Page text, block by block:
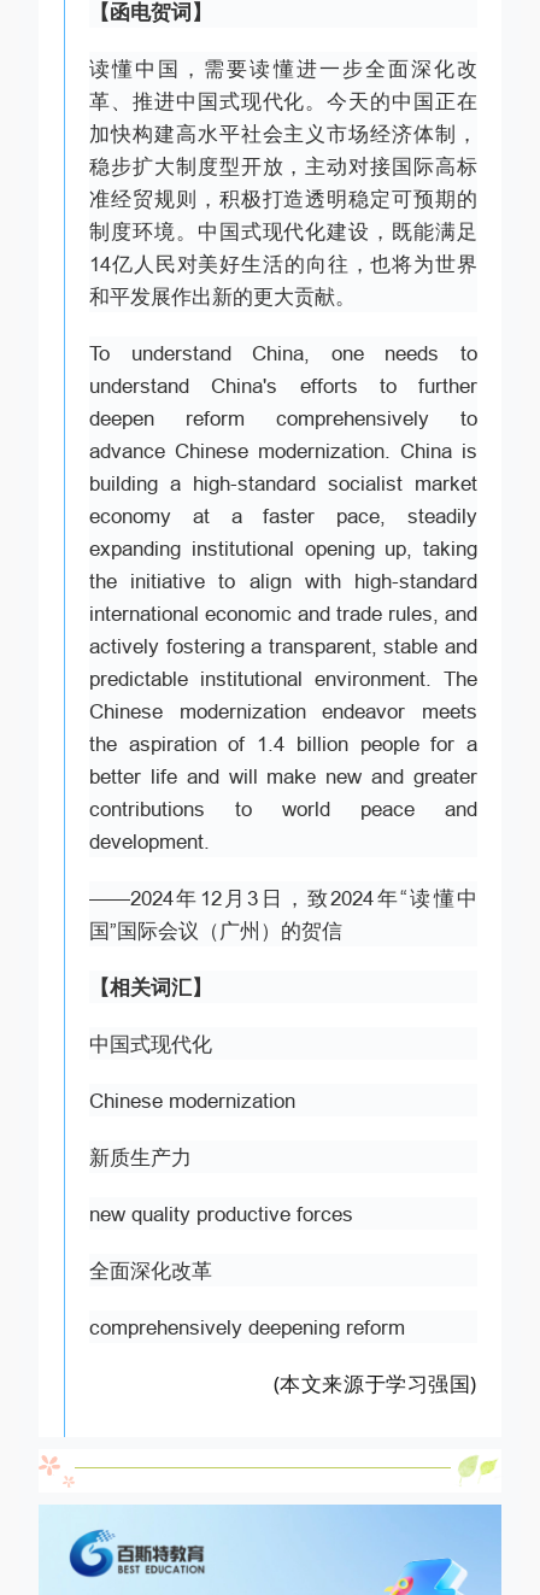
【函电贺词】
读懂中国，需要读懂进一步全面深化改
革、推进中国式现代化。今天的中国正在
加快构建高水平社会主义市场经济体制，
稳步扩大制度型开放，主动对接国际高标
准经贸规则，积极打造透明稳定可预期的
制度环境。中国式现代化建设，既能满足
14亿人民对美好生活的向往，也将为世界
和平发展作出新的更大贡献。
To understand China, one needs to
understand China's efforts to further
deepen reform comprehensively to
advance Chinese modernization. China is
building a high-standard socialist market
economy at a faster pace, steadily
expanding institutional opening up, taking
the initiative to align with high-standard
international economic and trade rules, and
actively fostering a transparent, stable and
predictable institutional environment. The
Chinese modernization endeavor meets
the aspiration of 1.4 billion people for a
better life and will make new and greater
contributions to world peace and
development.
——2024年12月3日，致2024年“读懂中
国”国际会议（广州）的贺信
【相关词汇】
中国式现代化
Chinese modernization
新质生产力
new quality productive forces
全面深化改革
comprehensively deepening reform
(本文来源于学习强国)